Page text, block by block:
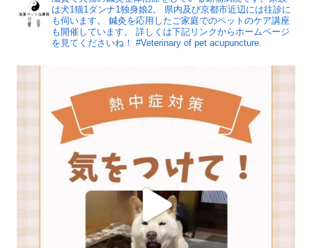
は犬1猫1ダンナ1独身娘2。
県内及び京都市近辺には往診に
も伺います。
鍼灸を応用したご家庭でのペットのケア講座
も開催しています。
詳しくは下記リンクからホームページ
を見てくださいね！ #Veterinary of pet acupuncture.